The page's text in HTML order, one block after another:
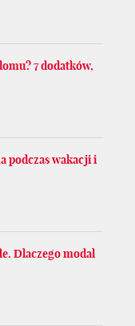
7 dodatków,
podczas wakacji i
Dlaczego modal